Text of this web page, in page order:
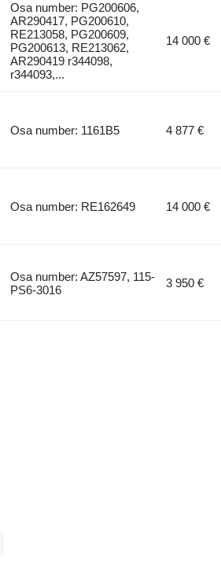
Osa number: PG200606,
AR290417, PG200610,
RE213058, PG200609,
PG200613, RE213062,
AR290419 r344098,
r344093,...
14 000 €
Osa number: 1161B5 4 877 €
Osa number: RE162649 14 000 €
Osa number: AZ57597, 115-
PS6-3016
3 950 €